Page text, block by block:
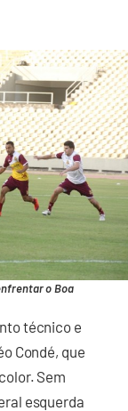
o Boa
técnico e
Condé, que
Sem
esquerda